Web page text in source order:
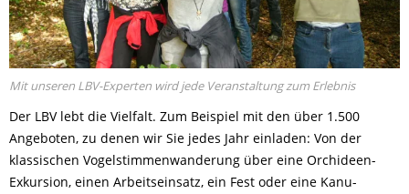
Mit unseren LBV-Experten wird jede Veranstaltung zum Erlebnis
Der LBV lebt die Vielfalt. Zum Beispiel mit den über 1.500
Angeboten, zu denen wir Sie jedes Jahr einladen: Von der
klassischen Vogelstimmenwanderung über eine Orchideen-
Exkursion, einen Arbeitseinsatz, ein Fest oder eine Kanu-